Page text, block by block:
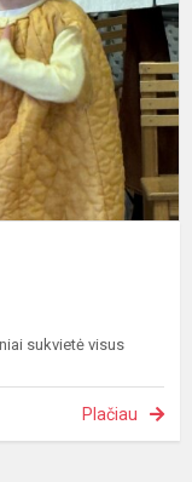
sukvietė visus
Plačiau